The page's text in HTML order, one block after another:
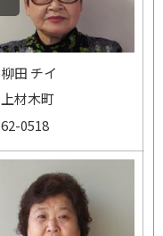
柳田 チイ
上材木町
62-0518